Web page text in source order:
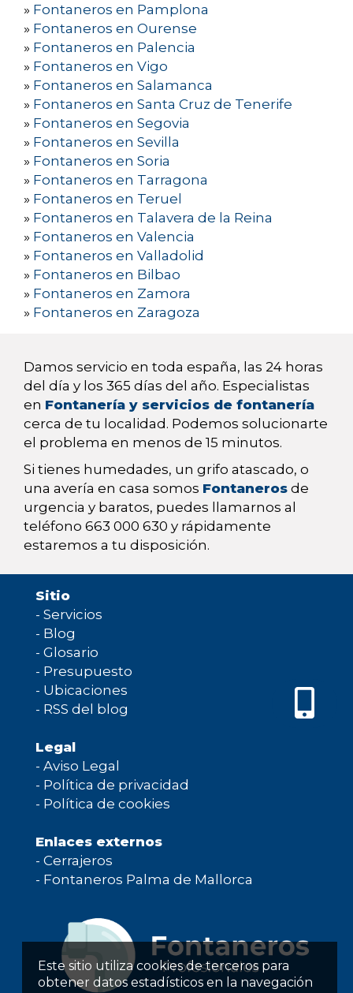
Este sitio utiliza cookies de terceros para
obtener datos estadísticos en la navegación
» Fontaneros en Pamplona
» Fontaneros en Ourense
» Fontaneros en Palencia
» Fontaneros en Vigo
» Fontaneros en Salamanca
» Fontaneros en Santa Cruz de Tenerife
» Fontaneros en Segovia
» Fontaneros en Sevilla
» Fontaneros en Soria
» Fontaneros en Tarragona
» Fontaneros en Teruel
» Fontaneros en Talavera de la Reina
» Fontaneros en Valencia
» Fontaneros en Valladolid
» Fontaneros en Bilbao
» Fontaneros en Zamora
» Fontaneros en Zaragoza
Damos servicio en toda españa, las 24 horas
del día y los 365 días del año. Especialistas
en Fontanería y servicios de fontanería
cerca de tu localidad. Podemos solucionarte
el problema en menos de 15 minutos.
Si tienes humedades, un grifo atascado, o
una avería en casa somos Fontaneros de
urgencia y baratos, puedes llamarnos al
teléfono 663 000 630 y rápidamente
estaremos a tu disposición.
Sitio
- Servicios
- Blog
- Glosario
- Presupuesto
- Ubicaciones
- RSS del blog
Legal
- Aviso Legal
- Política de privacidad
- Política de cookies
Enlaces externos
- Cerrajeros
- Fontaneros Palma de Mallorca